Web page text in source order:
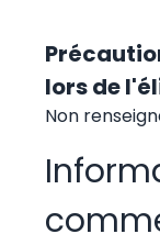
lors de
Non